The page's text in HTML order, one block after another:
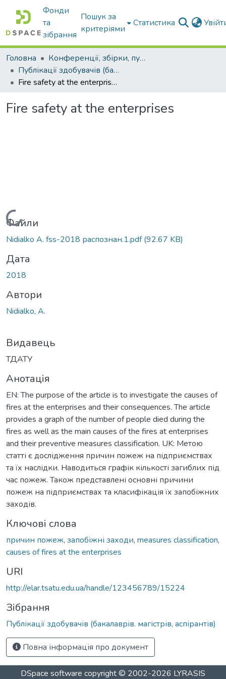
Фонди
та
зібрання
Пошук за
критеріями
Статистика
Головна
Конференції, збірки, публікації молодих вчених і здобувачів : магістрів, бакалаврів, аспірантів.
Публікації здобувачів (бакалаврів. магістрів, аспірантів)
Fire safety at the enterprises
Fire safety at the enterprises
Вантажиться...
Файли
Nidialko A. fss-2018 распознан.1.pdf(92.67 KB)
Дата
2018
Автори
Nidialko, A.
Видавець
ТДАТУ
Анотація
EN: The purpose of the article is to investigate the causes of
fires at the enterprises and their consequences. The article
provides a graph of the number of people died during the
fires as well as the main causes of the fires at enterprises
and their preventive measures classification. UK: Метою
статті є дослідження причин пожеж на підприємствах
та їх наслідки. Наводиться графік кількості загиблих під
час пожеж. Також представлені основні причини
пожеж на підприємствах та класифікація їх запобіжних
заходів.
Ключові слова
причин пожеж, запобіжні заходи, measures classification,
causes of fires at the enterprises
URI
http://elar.tsatu.edu.ua/handle/123456789/15224
Зібрання
Публікації здобувачів (бакалаврів. магістрів, аспірантів)
Повна інформація про документ
DSpace software copyright © 2002-2026 LYRASIS